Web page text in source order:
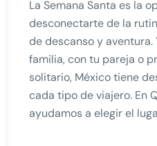
La Semana Santa es la
desconectarte de la
de descanso y aventura.
familia, con tu pareja o
solitario, México tiene
cada tipo de viajero. En
ayudamos a elegir el